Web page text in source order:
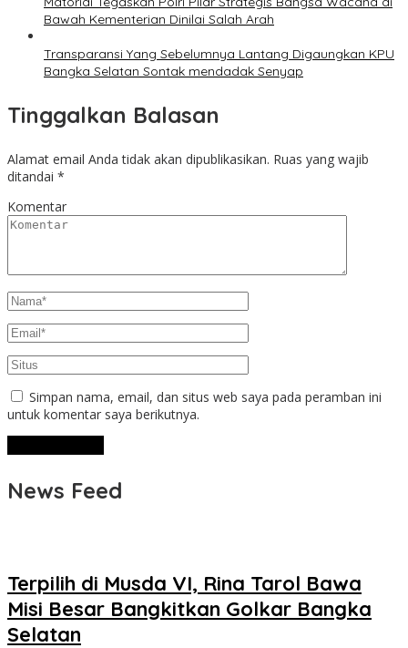
Bawah Kementerian Dinilai Salah Arah
Transparansi Yang Sebelumnya Lantang Digaungkan KPU
Bangka Selatan Sontak mendadak Senyap
Tinggalkan Balasan
Alamat email Anda tidak akan dipublikasikan. Ruas yang wajib
ditandai *
Komentar
Simpan nama, email, dan situs web saya pada peramban ini
untuk komentar saya berikutnya.
News Feed
Terpilih di Musda VI, Rina Tarol Bawa
Misi Besar Bangkitkan Golkar Bangka
Selatan